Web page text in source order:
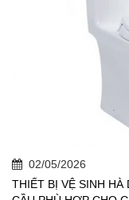
02/05/2026
THIẾT BỊ VỆ SINH HÀ